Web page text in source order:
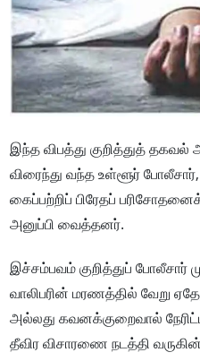
இந்த விபத்து குறித்துத் தகவல்
விரைந்து வந்த உள்ளூர்
கைப்பற்றிப் பிரேதப்
அனுப்பி வைத்தனர்.
இச்சம்பவம் குறித்துப் போலீசார்
வாலிபரின் மரணத்தில் வேறு
அல்லது கவனக்குறைவால்
தீவிர விசாரணை நடத்தி